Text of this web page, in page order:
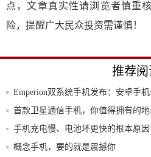
点，文章真实性请浏览者慎重
险，提醒广大民众投资需谨慎！
推荐阅
Emperion双系统手机发布：安卓手
首款卫星通信手机，你值得拥有的
手机
手机充电慢、电池坏更快的根本原因
为它，
概念手机，要的就是震撼你